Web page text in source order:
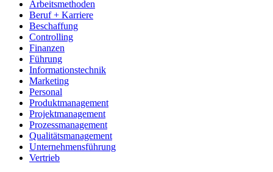
Arbeitsmethoden
Beruf + Karriere
Beschaffung
Controlling
Finanzen
Führung
Informationstechnik
Marketing
Personal
Produktmanagement
Projektmanagement
Prozessmanagement
Qualitätsmanagement
Unternehmensführung
Vertrieb